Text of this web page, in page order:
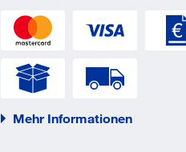
Mehr Informationen